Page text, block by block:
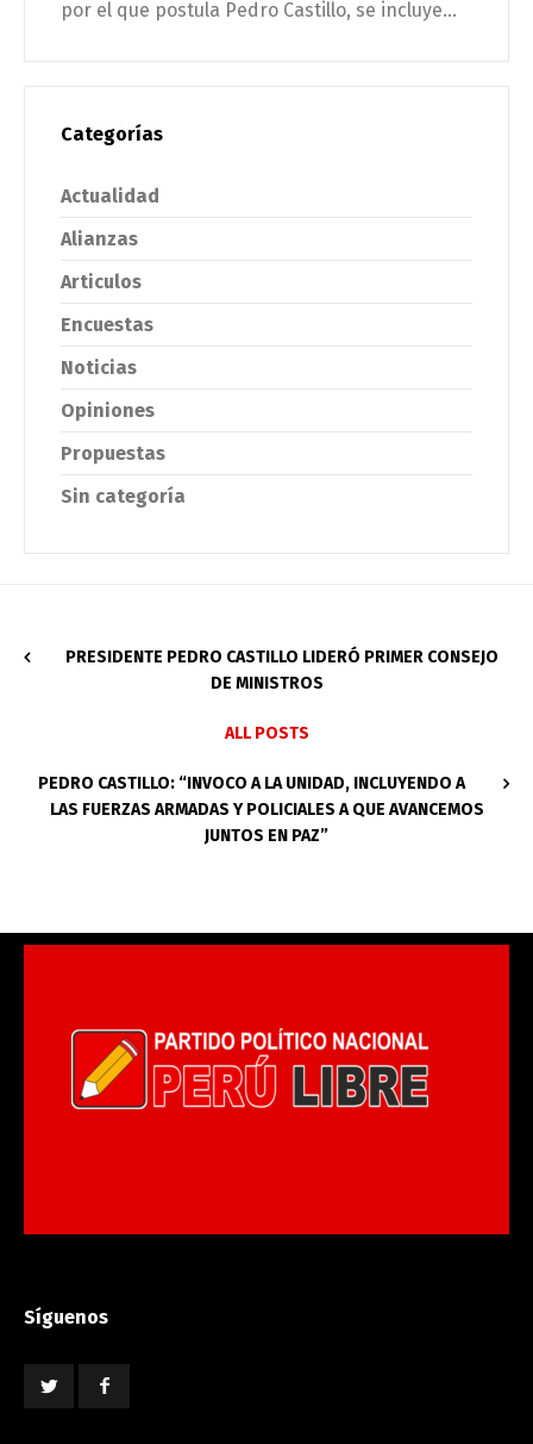
por el que postula Pedro Castillo, se incluye...
Categorías
Actualidad
Alianzas
Articulos
Encuestas
Noticias
Opiniones
Propuestas
Sin categoría
PRESIDENTE PEDRO CASTILLO LIDERÓ PRIMER CONSEJO
DE MINISTROS
ALL POSTS
PEDRO CASTILLO: “INVOCO A LA UNIDAD, INCLUYENDO A
LAS FUERZAS ARMADAS Y POLICIALES A QUE AVANCEMOS
JUNTOS EN PAZ”
Síguenos